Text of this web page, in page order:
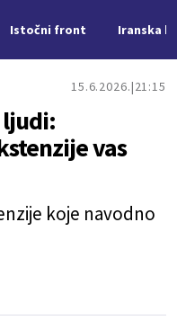
Istočni front Iranska
15.6.2026. 21:15
ljudi:
vas
koje navodno